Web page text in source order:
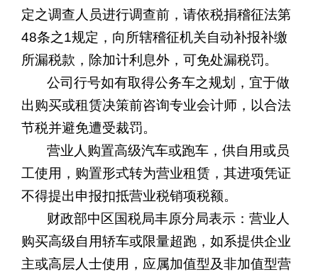
定之调查人员进行调查前，请依税捐稽征法第
48条之1规定，向所辖稽征机关自动补报补缴
所漏税款，除加计利息外，可免处漏税罚。
公司行号如有取得公务车之规划，宜于做
出购买或租赁决策前咨询专业会计师，以合法
节税并避免遭受裁罚。
营业人购置高级汽车或跑车，供自用或员
工使用，购置形式转为营业租赁，其进项凭证
不得提出申报扣抵营业税销项税额。
财政部中区国税局丰原分局表示：营业人
购买高级自用轿车或限量超跑，如系提供企业
主或高层人士使用，应属加值型及非加值型营